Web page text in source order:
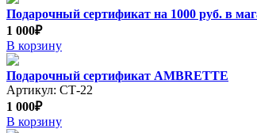
Подарочный сертификат на 1000 руб. в
1 000₽
В корзину
Подарочный сертификат AMBRETTE
Артикул: СТ-22
1 000₽
В корзину